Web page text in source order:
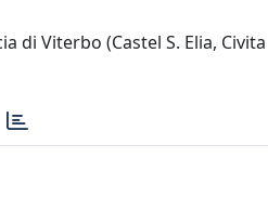
di Viterbo (Castel S. Elia, Civita